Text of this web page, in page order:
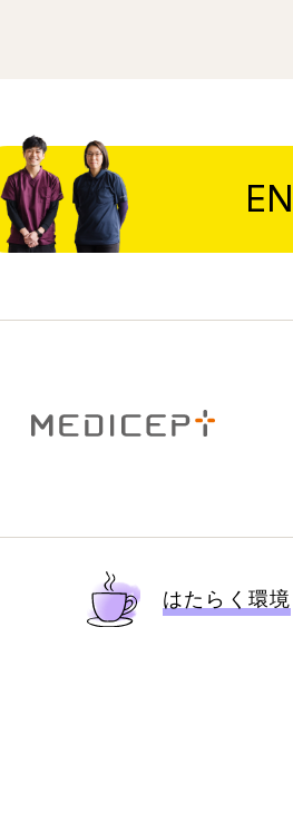
はたらく環境